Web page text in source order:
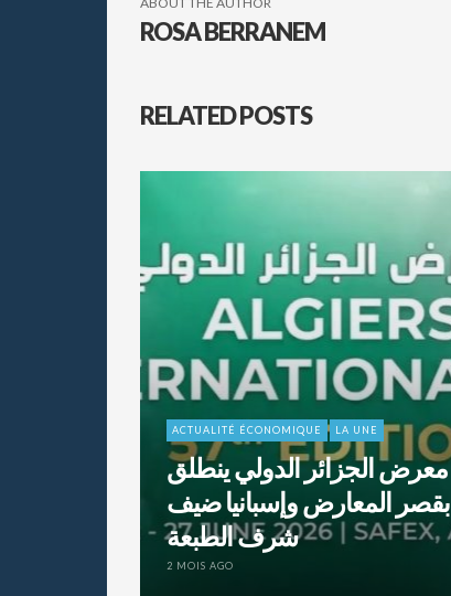
ROSA BERRANEM
RELATED POSTS
ACTUALITÉ ÉCONOMIQUE LA UNE
معرض الجزائر الدولي ينطلق
بقصر المعارض وإسبانيا ضيف
شرف الطبعة
2 MOIS AGO